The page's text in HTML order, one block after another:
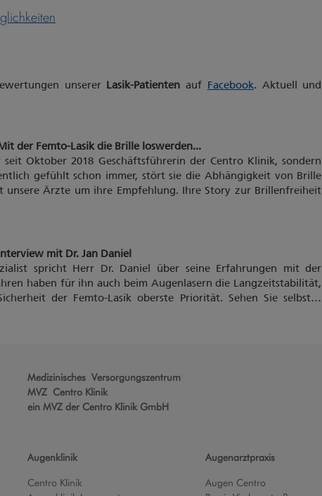
unserer Lasik-Patienten auf Facebook. Aktuell und
der Femto-Lasik die Brille loswerden...
Oktober 2018 Geschäftsführerin der Centro Klinik, sondern
gefühlt schon immer, stört sie die Abhängigkeit von Brille
Ärzte um ihre Empfehlung. Ihre Story zur Brillenfreiheit
mit Dr. Jan Daniel
spricht Herr Dr. Daniel über seine Erfahrungen mit der
haben für ihn auch beim Augenlasern die Langzeitstabilität,
der Femto-Lasik oberste Priorität. Sehen Sie selbst…
Medizinisches Versorgungszentrum
MVZ Centro Klinik
ein MVZ der Centro Klinik GmbH
Augenklinik
Centro Klinik
Augenarztpraxis
Augen Centro